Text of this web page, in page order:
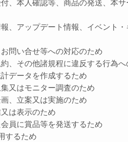
、本人確認等、商品の発送、本
、アップデート情報、イベント
問い合せ等への対応のため
、その他諸規程に違反する行為
データを作成するため
又はモニター調査のため
、立案又は実施のため
は表示のため
員に賞品等を発送するため
するため